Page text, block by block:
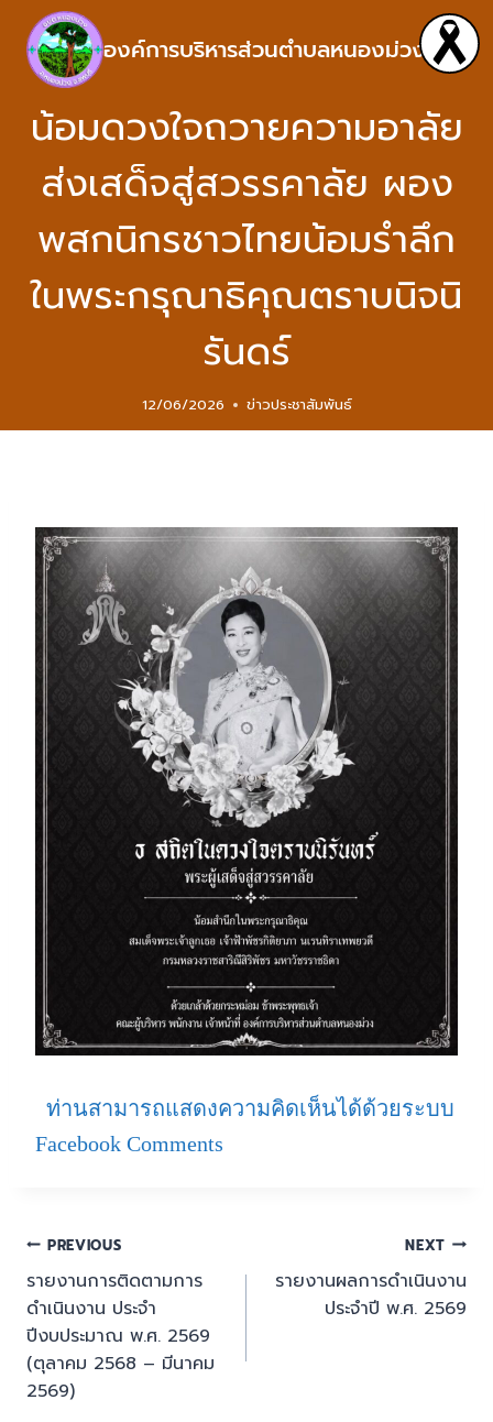
องค์การบริหารส่วนตำบลหนองม่วง
น้อมดวงใจถวายความอาลัย
ส่งเสด็จสู่สวรรคาลัย ผอง
พสกนิกรชาวไทยน้อมรำลึก
ในพระกรุณาธิคุณตราบนิจนิ
รันดร์
12/06/2026 ข่าวประชาสัมพันธ์
ท่านสามารถแสดงความคิดเห็นได้ด้วยระบบ
Facebook Comments
PREVIOUS
รายงานการติดตามการ
ดำเนินงาน ประจำ
ปีงบประมาณ พ.ศ. 2569
(ตุลาคม 2568 – มีนาคม
2569)
NEXT
รายงานผลการดำเนินงาน
ประจำปี พ.ศ. 2569